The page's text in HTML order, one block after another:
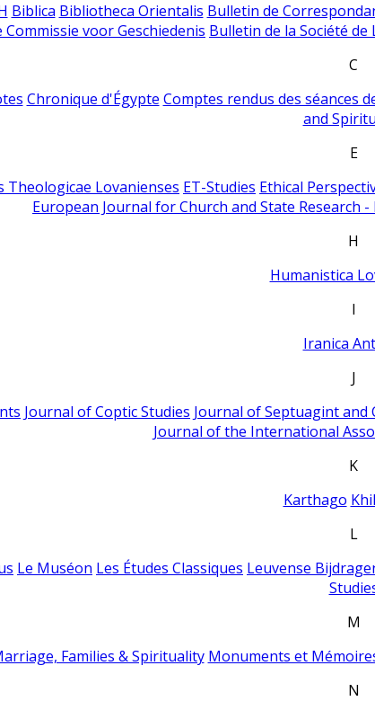
Biblica Bibliotheca Orientalis Bulletin de
voor Geschiedenis Bulletin de la Société
C
Chronique d'Égypte Comptes rendus des séances
and
E
Theologicae Lovanienses ET-Studies Ethical
European Journal for Church and State Research
H
Humanistica
I
Iranica
J
Journal of Coptic Studies Journal of Septuagint and
Journal of the International
K
Karthago
L
Le Muséon Les Études Classiques Leuvense
M
Families & Spirituality Monuments et
N